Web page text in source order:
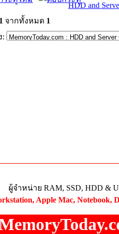
HDD and
1 จากทั้งหมด 1
:
ผู้จำหน่าย RAM, SSD, HDD &
Apple Mac, Notebook,